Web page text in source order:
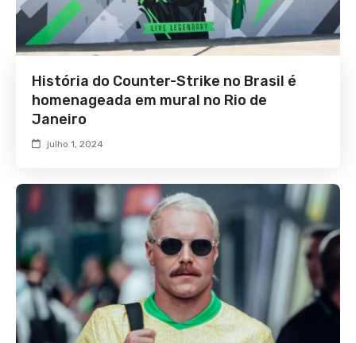
História do Counter-Strike no Brasil é
homenageada em mural no Rio de
Janeiro
julho 1, 2024